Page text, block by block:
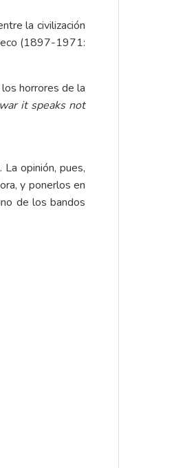
la civilización
(1897-1971:
horrores de la
it speaks not
opinión, pues,
y ponerlos en
de los bandos